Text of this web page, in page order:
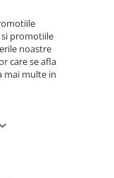
promotiile
noastre
care se afla
mai multe in